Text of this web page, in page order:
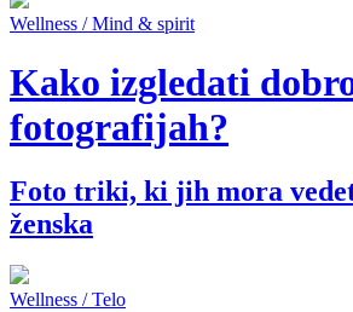
Wellness / Mind & spirit
Kako izgledati
fotografijah?
Foto triki, ki jih mora
ženska
Wellness / Telo